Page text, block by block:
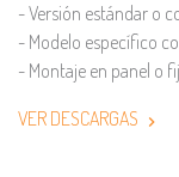
- Versión estándar o
- Modelo específico
- Montaje en panel o
VER DESCARGAS